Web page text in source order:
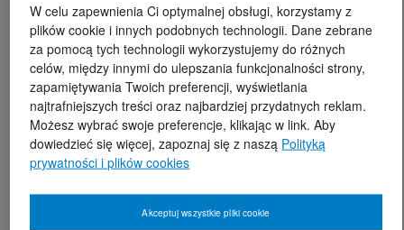
W celu zapewnienia Ci optymalnej obsługi, korzystamy z
plików cookie i innych podobnych technologii. Dane zebrane
za pomocą tych technologii wykorzystujemy do różnych
celów, między innymi do ulepszania funkcjonalności strony,
zapamiętywania Twoich preferencji, wyświetlania
najtrafniejszych treści oraz najbardziej przydatnych reklam.
Możesz wybrać swoje preferencje, klikając w link. Aby
dowiedzieć się więcej, zapoznaj się z naszą Polityką
prywatności i plików cookies
Akceptuj wszystkie pliki cookie